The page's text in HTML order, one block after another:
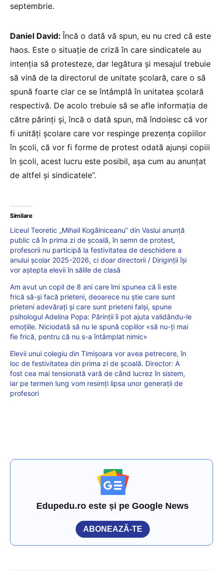
septembrie.
Daniel David: Încă o dată vă spun, eu nu cred că este
haos. Este o situație de criză în care sindicatele au
intenția să protesteze, dar legătura și mesajul trebuie
să vină de la directorul de unitate școlară, care o să
spună foarte clar ce se întâmplă în unitatea școlară
respectivă. De acolo trebuie să se afle informația de
către părinți și, încă o dată spun, mă îndoiesc că vor
fi unități școlare care vor respinge prezența copiilor
în școli, că vor fi forme de protest odată ajunși copiii
în școli, acest lucru este posibil, așa cum au anunțat
de altfel și sindicatele”.
Similare
Liceul Teoretic „Mihail Kogălniceanu” din Vaslui anunță
public că în prima zi de școală, în semn de protest,
profesorii nu participă la festivitatea de deschidere a
anului școlar 2025-2026, ci doar directorii / Diriginții își
vor aștepta elevii în sălile de clasă
Am avut un copil de 8 ani care îmi spunea că îi este
frică să-și facă prieteni, deoarece nu știe care sunt
prieteni adevărați și care sunt prieteni falși, spune
psihologul Adelina Popa: Părinții îi pot ajuta validându-le
emoțiile. Niciodată să nu le spună copiilor «să nu-ți mai
fie frică, pentru că nu s-a întâmplat nimic»
Elevii unui colegiu din Timișoara vor avea petrecere, în
loc de festivitatea din prima zi de școală. Director: A
fost cea mai tensionată vară de când lucrez în sistem,
iar pe termen lung vom resimți lipsa unor generații de
profesori
Edupedu.ro este și pe Google News
ABONEAZĂ-TE